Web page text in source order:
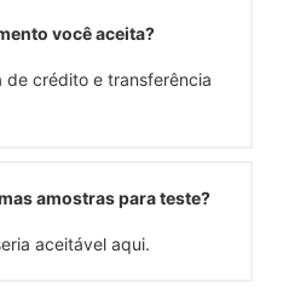
você aceita?
de crédito e transferência
amostras para teste?
aceitável aqui.